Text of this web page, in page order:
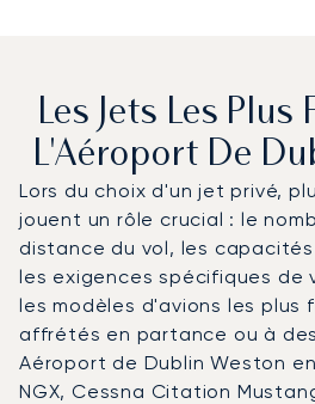
Les Jets Les Plus
L'Aéroport De
Lors du choix d'un jet privé,
jouent un rôle crucial : le
distance du vol, les
les exigences spécifiques de
les modèles d'avions les plus
affrétés en partance ou à
Aéroport de Dublin Weston
NGX, Cessna Citation